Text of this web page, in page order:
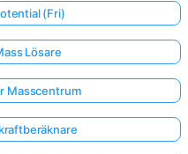
(Fri)
Lösare
Masscentrum